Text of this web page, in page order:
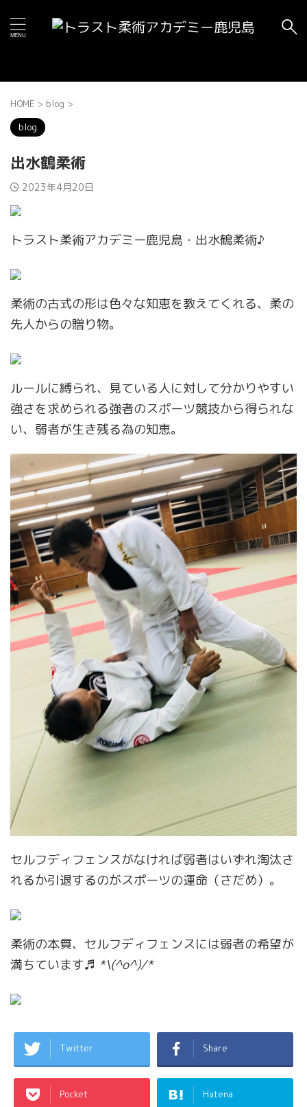
HOME > blog >
blog
出水鶴柔術
2023年4月20日
トラスト柔術アカデミー鹿児島・出水鶴柔術♪
柔術の古式の形は色々な知恵を教えてくれる、柔の
先人からの贈り物。
ルールに縛られ、見ている人に対して分かりやすい
強さを求められる強者のスポーツ競技から得られな
い、弱者が生き残る為の知恵。
セルフディフェンスがなければ弱者はいずれ淘汰さ
れるか引退するのがスポーツの運命（さだめ）。
柔術の本質、セルフディフェンスには弱者の希望が
満ちています♬ *\(^o^)/*
Twitter Share
Pocket Hatena